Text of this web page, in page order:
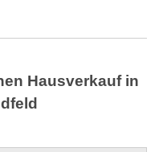
Hausverkauf in